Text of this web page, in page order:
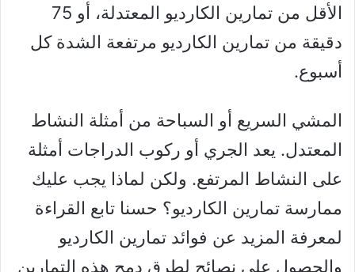
الأقل من تمارين الكارديو المعتدلة، أو 75
دقيقة من تمارين الكارديو مرتفعة الشدة كل
أسبوع.
المشي السريع أو السباحة من أمثلة النشاط
المعتدل. يعد الجري أو ركوب الدراجات أمثلة
على النشاط المرتفع. ولكن لماذا يجب عليك
ممارسة تمارين الكارديو؟ حسنا تابع القراءة
لمعرفة المزيد عن فوائد تمارين الكارديو
والحصول على نصائح لطرق دمج هذه التمارين